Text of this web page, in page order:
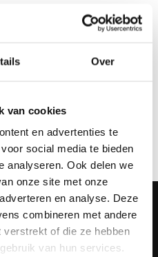
Over
van cookies
en advertenties te
social media te bieden
analyseren. Ook delen we
onze site met onze
en analyse. Deze
combineren met andere
verstrekt of die ze hebben
van hun services.
winkelmand